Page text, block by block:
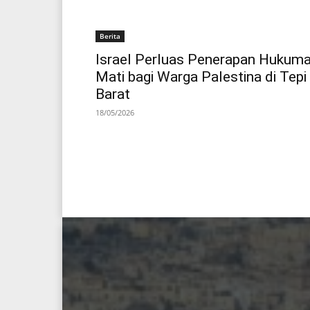
Berita
Israel Perluas Penerapan
Mati bagi Warga Palestina di Tepi
Barat
18/05/2026